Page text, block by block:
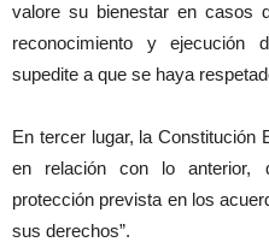
valore su bienestar en casos
reconocimiento y ejecución
supedite a que se haya
En tercer lugar, la Constitución
en relación con lo anterior,
protección prevista en los
sus derechos”.